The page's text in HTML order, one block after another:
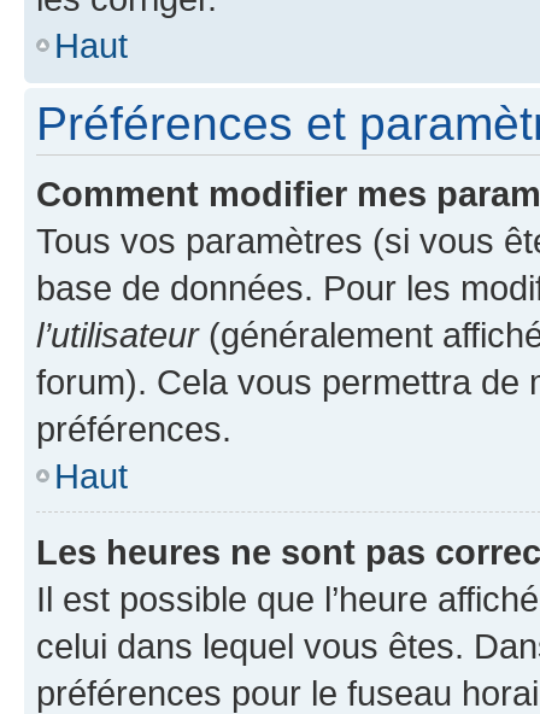
Haut
Préférences et
Comment modifier mes
Tous vos paramètres (si vous
base de données. Pour les
l’utilisateur(généralement
forum). Cela vous permettra de
préférences.
Haut
Les heures ne sont pas
Il est possible que l’heure
celui dans lequel vous êtes.
préférences pour le fuseau